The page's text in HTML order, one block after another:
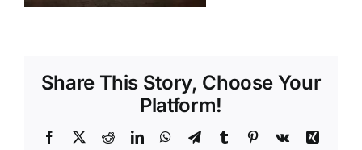
Share This Story, Choose Your
Platform!
Facebook
X RedditLinkedInWhatsApp
TelegramTumblr Pinterest
Vk
Xing